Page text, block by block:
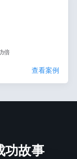
倍
查看案例
功故事